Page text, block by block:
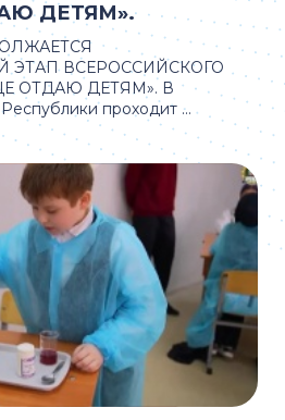
ВСЕРОССИЙСКОГО
ОТДАЮ ДЕТЯМ». В
проходит ...
ДЕТЯМ».